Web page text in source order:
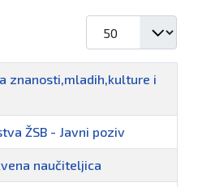
znanosti,mladih,kulture i
ŽSB - Javni poziv
naučiteljica